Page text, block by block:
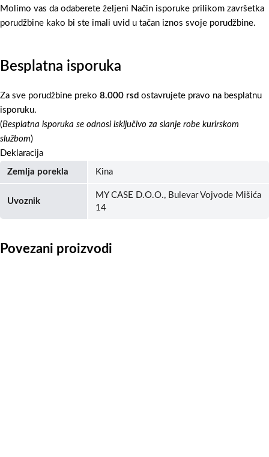
Molimo vas da odaberete željeni Način isporuke prilikom završetka
porudžbine kako bi ste imali uvid u tačan iznos svoje porudžbine.
Besplatna isporuka
Za sve porudžbine preko 8.000 rsd ostavrujete pravo na besplatnu
isporuku.
(Besplatna isporuka se odnosi isključivo za slanje robe kurirskom
službom)
Deklaracija
Zemlja porekla Kina
Uvoznik
MY CASE D.O.O., Bulevar Vojvode Mišića
14
Povezani proizvodi